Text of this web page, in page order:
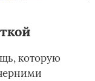
которую